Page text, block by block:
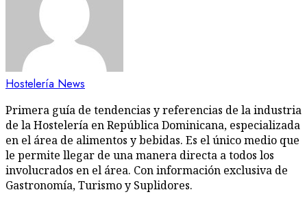
Hostelería News
Primera guía de tendencias y referencias de la industria
de la Hostelería en República Dominicana, especializada
en el área de alimentos y bebidas. Es el único medio que
le permite llegar de una manera directa a todos los
involucrados en el área. Con información exclusiva de
Gastronomía, Turismo y Suplidores.